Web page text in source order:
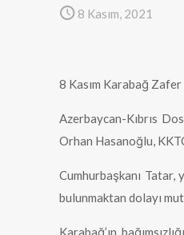
8 Kasım, 2021
8 Kasım Karabağ Zafer
Azerbaycan-Kıbrıs
Orhan Hasanoğlu,
Cumhurbaşkanı Tatar,
bulunmaktan dolayı
Karabağ’ın